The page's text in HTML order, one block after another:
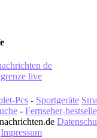
de
live
Pcs - Sportgeräte
- Fernseher-
Impressum